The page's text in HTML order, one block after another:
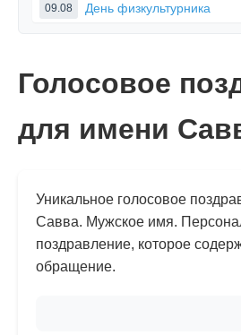
09.08 День физкультурника
Голосовое
для имени
Уникальное голосовое
Савва. Мужское имя.
поздравление, которое
обращение.